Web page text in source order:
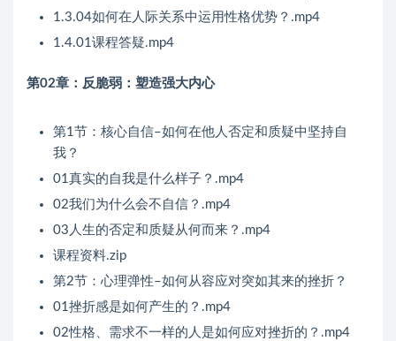
1.3.04如何在人际关系中运用性格优势？.mp4
1.4.01课程答疑.mp4
第02章：反脆弱：塑造强大内心
第1节：核心自信–如何在他人否定和质疑中坚持自
我？
01真实的自我是什么样子？.mp4
02我们为什么会不自信？.mp4
03人生的否定和质疑从何而来？.mp4
课程资料.zip
第2节：心理弹性–如何从容应对突如其来的挫折？
01挫折感是如何产生的？.mp4
02性格、需求不一样的人是如何应对挫折的？.mp4